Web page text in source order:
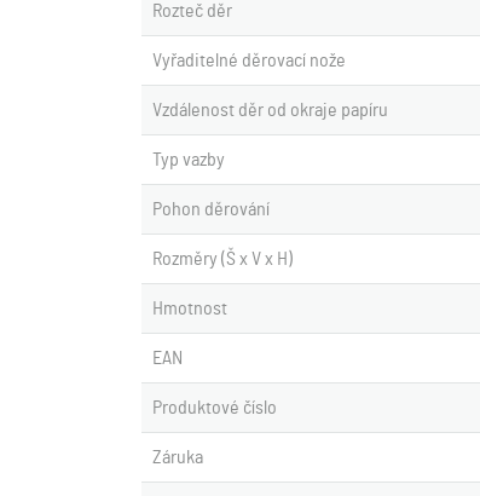
Rozteč děr
Vyřaditelné děrovací nože
Vzdálenost děr od okraje papíru
Typ vazby
Pohon děrování
Rozměry (Š x V x H)
Hmotnost
EAN
Produktové číslo
Záruka